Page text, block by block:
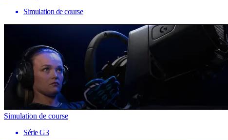
Simulation de course
Simulation de course
Série G3